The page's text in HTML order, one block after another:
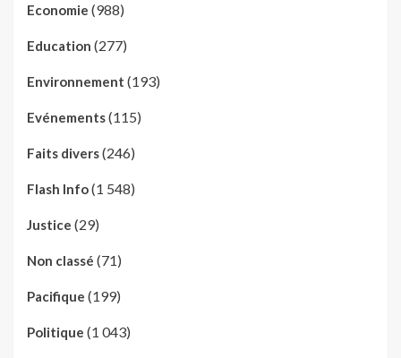
Economie (988)
Education (277)
Environnement (193)
Evénements(115)
Faits divers(246)
Flash Info(1 548)
Justice (29)
Non classé (71)
Pacifique (199)
Politique (1 043)